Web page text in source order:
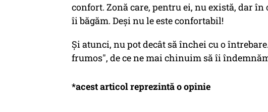
confort. Zonă care, pentru ei, nu există, dar
îi băgăm. Deşi nu le este confortabil!
Şi atunci, nu pot decât să închei cu o
frumos", de ce ne mai chinuim să îi
*acest articol reprezintă o opinie